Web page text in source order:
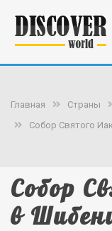
Главная Страны
Собор Святого
Собор
в